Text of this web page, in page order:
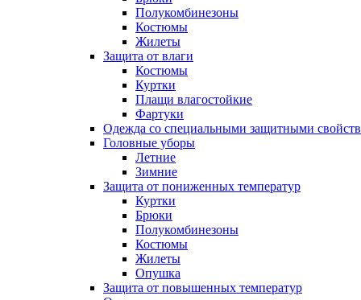
Полукомбинезоны
Костюмы
Жилеты
Защита от влаги
Костюмы
Куртки
Плащи влагостойкие
Фартуки
Одежда со специальными защитными
Головные уборы
Летние
Зимние
Защита от пониженных температур
Куртки
Брюки
Полукомбинезоны
Костюмы
Жилеты
Опушка
Защита от повышенных температур